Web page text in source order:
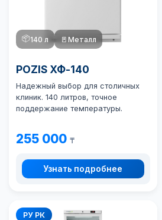
📦140 л 🚪 Металл
POZIS ХФ-140
Надежный выбор для столичных
клиник. 140 литров, точное
поддержание температуры.
255 000 ₸
Узнать подробнее
РУ РК